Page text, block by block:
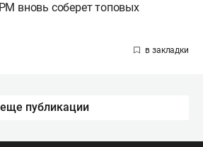
вновь соберет топовых
еще публикации